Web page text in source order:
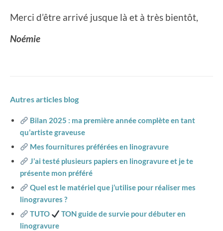
Merci d’être arrivé jusque là et à très bientôt,
Noémie
Autres articles blog
Bilan 2025 : ma première année complète en tant
qu’artiste graveuse
Mes fournitures préférées en linogravure
J’ai testé plusieurs papiers en linogravure et je te
présente mon préféré
Quel est le matériel que j’utilise pour réaliser mes
linogravures ?
TUTO
TON guide de survie pour débuter en
linogravure